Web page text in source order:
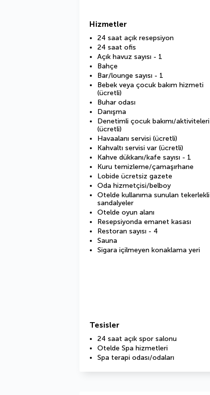
Hizmetler
24 saat açık resepsiyon
24 saat ofis
Açık havuz sayısı - 1
Bahçe
Bar/lounge sayısı - 1
Bebek veya çocuk bakım hizmeti
(ücretli)
Buhar odası
Danışma
Denetimli çocuk bakımı/aktiviteleri
(ücretli)
Havaalanı servisi (ücretli)
Kahvaltı servisi var (ücretli)
Kahve dükkanı/kafe sayısı - 1
Kuru temizleme/çamaşırhane
Lobide ücretsiz gazete
Oda hizmetçisi/belboy
Otelde kullanıma sunulan tekerlekli
sandalyeler
Otelde oyun alanı
Resepsiyonda emanet kasası
Restoran sayısı - 4
Sauna
Sigara içilmeyen konaklama yeri
Tesisler
24 saat açık spor salonu
Otelde Spa hizmetleri
Spa terapi odası/odaları